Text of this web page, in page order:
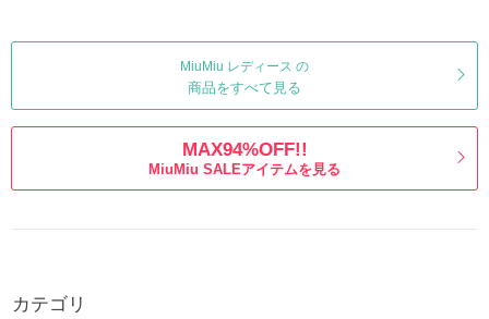
MiuMiu レディース の
商品をすべて見る
MAX94%OFF!!
MiuMiu SALEアイテムを見る
カテゴリ